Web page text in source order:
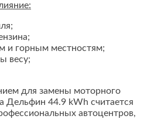
и горным местностям;
весу;
для замены моторного
Дельфин 44.9 kWh считается
автоцентров,